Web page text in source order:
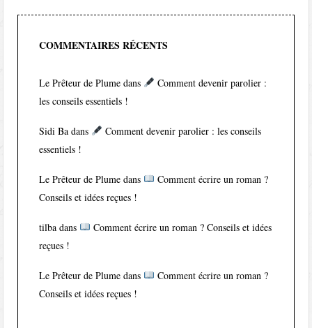
COMMENTAIRES RÉCENTS
Le Prêteur de Plume dans
Comment devenir parolier :
les conseils essentiels !
Sidi Ba dans
Comment devenir parolier : les conseils
essentiels !
Le Prêteur de Plume dans
Comment écrire un roman ?
Conseils et idées reçues !
tilba dans
Comment écrire un roman ? Conseils et idées
reçues !
Le Prêteur de Plume dans
Comment écrire un roman ?
Conseils et idées reçues !